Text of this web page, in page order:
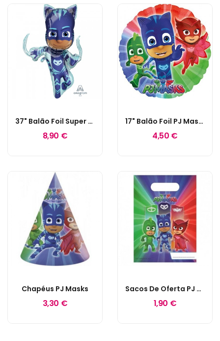
37" Balão Foil Super Shape PJ Masks Catboy
8,90 €
17" Balão Foil PJ Masks
4,50 €
Chapéus PJ Masks
3,30 €
Sacos De Oferta PJ Masks
1,90 €